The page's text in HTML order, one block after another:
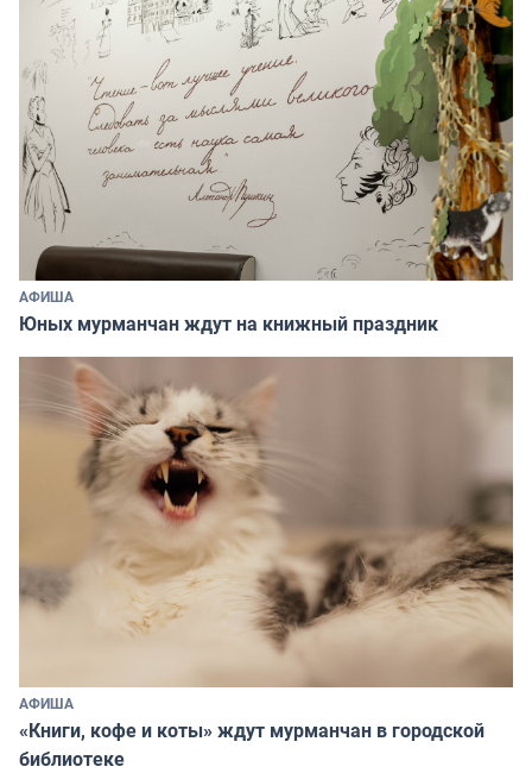
АФИША
Юных мурманчан ждут на книжный праздник
АФИША
«Книги, кофе и коты» ждут мурманчан в городской
библиотеке